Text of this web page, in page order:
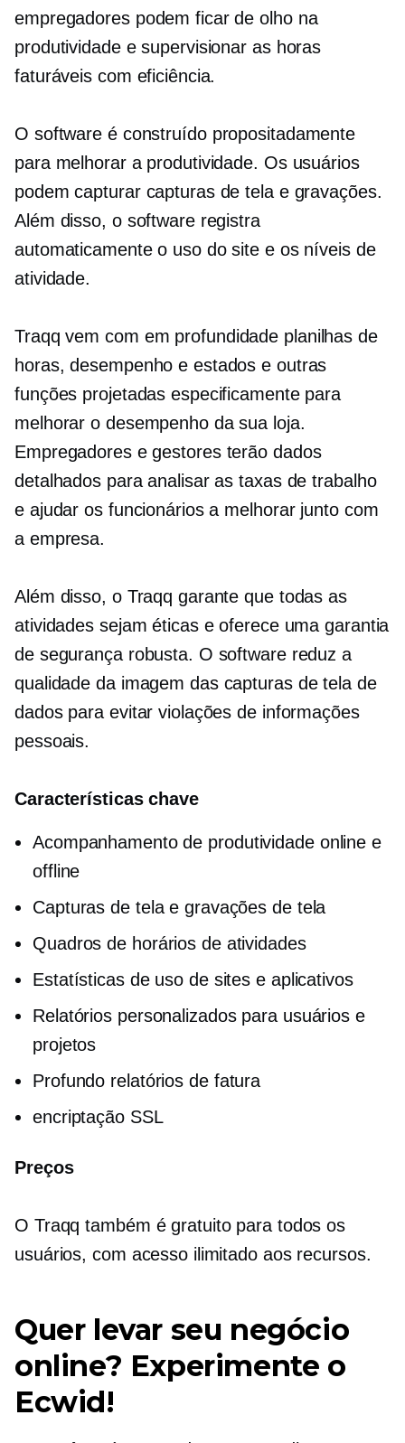
empregadores podem ficar de olho na
produtividade e supervisionar as horas
faturáveis ​​com eficiência.
O software é construído propositadamente
para melhorar a produtividade. Os usuários
podem capturar capturas de tela e gravações.
Além disso, o software registra
automaticamente o uso do site e os níveis de
atividade.
Traqq vem com em profundidade planilhas de
horas, desempenho e estados e outras
funções projetadas especificamente para
melhorar o desempenho da sua loja.
Empregadores e gestores terão dados
detalhados para analisar as taxas de trabalho
e ajudar os funcionários a melhorar junto com
a empresa.
Além disso, o Traqq garante que todas as
atividades sejam éticas e oferece uma garantia
de segurança robusta. O software reduz a
qualidade da imagem das capturas de tela de
dados para evitar violações de informações
pessoais.
Características chave
Acompanhamento de produtividade online e
offline
Capturas de tela e gravações de tela
Quadros de horários de atividades
Estatísticas de uso de sites e aplicativos
Relatórios personalizados para usuários e
projetos
Profundo relatórios de fatura
encriptação SSL
Preços
O Traqq também é gratuito para todos os
usuários, com acesso ilimitado aos recursos.
Quer levar seu negócio
online? Experimente o
Ecwid!